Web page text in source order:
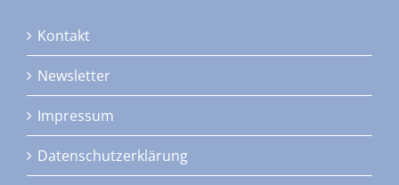
Kontakt
Newsletter
Impressum
Datenschutzerklärung